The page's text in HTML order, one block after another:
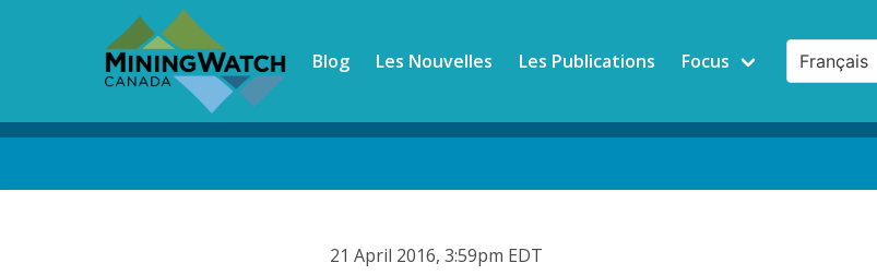
Blog Les Nouvelles Les Publications Focus
21 April 2016, 3:59pm EDT